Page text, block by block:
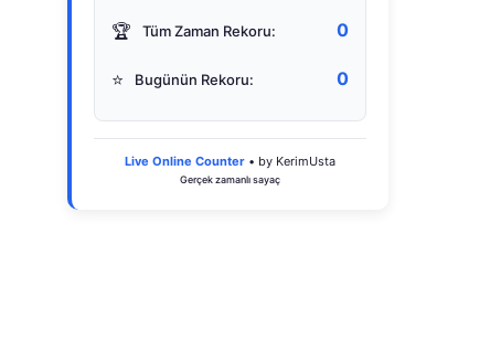
🏆 Tüm Zaman Rekoru: 0
⭐ Bugünün Rekoru: 0
Live Online Counter • by KerimUsta
Gerçek zamanlı sayaç